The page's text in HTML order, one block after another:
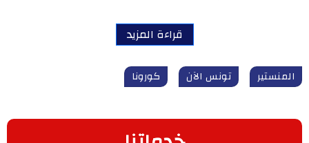
قراءة المزيد
المنستير تونس الآن كورونا